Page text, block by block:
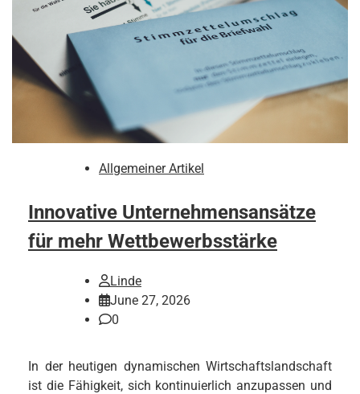
Allgemeiner Artikel
Innovative Unternehmensansätze
für mehr Wettbewerbsstärke
Linde
June 27, 2026
0
In der heutigen dynamischen Wirtschaftslandschaft
ist die Fähigkeit, sich kontinuierlich anzupassen und